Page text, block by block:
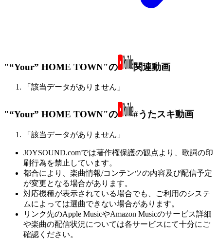
"“Your” HOME TOWN"の 関連動画
「該当データがありません」
"“Your” HOME TOWN"の #うたスキ動画
「該当データがありません」
JOYSOUND.comでは著作権保護の観点より、歌詞の印
刷行為を禁止しています。
都合により、楽曲情報/コンテンツの内容及び配信予定
が変更となる場合があります。
対応機種が表示されている場合でも、ご利用のシステ
ムによっては選曲できない場合があります。
リンク先のApple MusicやAmazon Musicのサービス詳細
や楽曲の配信状況については各サービスにて十分にご
確認ください。